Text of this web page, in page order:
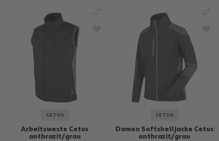
CETUS
Arbeitsweste Cetus
anthrazit/grau
ZUR WUNSCHLISTE HINZUFÜGEN
CETUS
Damen Softshelljacke Cetus
anthrazit/grau